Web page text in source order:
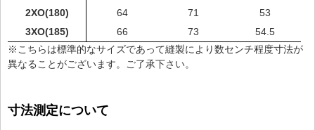
2XO(180)
64 71
53
3XO(185)
66 73
54.5
※こちらは標準的なサイズであって縫製により数センチ程度寸法が
異なることがございます。ご了承下さい。
寸法測定について